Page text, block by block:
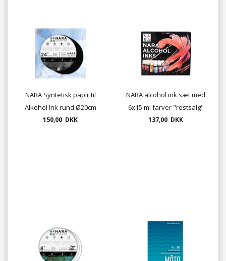
NARA Syntetisk papir til
Alkohol Ink rund Ø20cm
SORT 360g 350mic 10 ark
150,00 DKK
NARA alcohol ink sæt med
6x15 ml farver "restsalg"
137,00 DKK